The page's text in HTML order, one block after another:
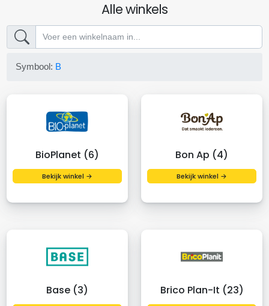
Alle winkels
Symbool: B
BioPlanet (6)
Bekijk winkel →
Bon Ap (4)
Bekijk winkel →
Base (3) Brico Plan-It (23)